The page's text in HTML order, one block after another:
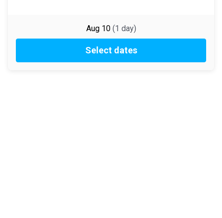
Aug 10 (1 day)
Select dates